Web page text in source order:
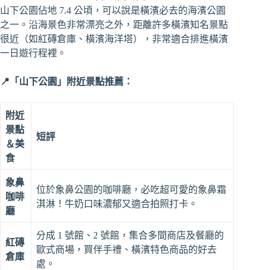
山下公園佔地 7.4 公頃，可以說是橫濱必去的海濱公園
之一。沿海景色非常漂亮之外，距離許多橫濱知名景點
很近（如紅磚倉庫、橫濱海洋塔），非常適合排進橫濱
一日遊行程裡。
📍「山下公園」附近景點推薦：
附近
景點
＆美
食
短評
象鼻
咖啡
廳
位於象鼻公園的咖啡廳，必吃超可愛的象鼻霜
淇淋！牛奶口味濃郁又適合拍照打卡。
紅磚
倉庫
分成 1 號館、2 號館，集合多間商店及餐廳的
歐式商場，買伴手禮、橫濱特色商品的好去
處。